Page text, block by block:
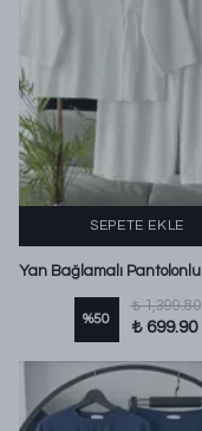
SEPETE EKLE
%50
₺ 1,399.80
₺ 699.90